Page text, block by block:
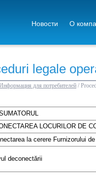
Новости О
legale
для потребителей /
LOCURILOR DE
la cerere Furnizorului
deconectării